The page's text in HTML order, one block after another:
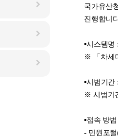
국가유산
진행합니
▪시스템명 :
※ 「 차세
▪시범기간
※ 시범기
▪접속 방법
- 민원포털